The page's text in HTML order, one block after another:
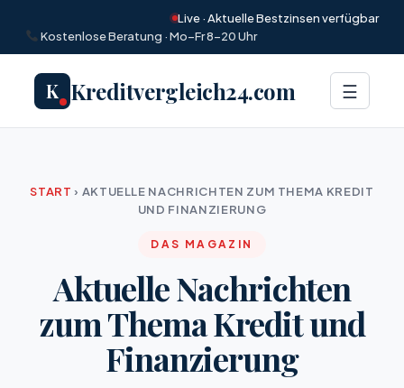
Live · Aktuelle Bestzinsen verfügbar
Kostenlose Beratung · Mo–Fr 8–20 Uhr
K Kreditvergleich24.com Menü
☰
START › AKTUELLE NACHRICHTEN ZUM THEMA KREDIT
UND FINANZIERUNG
DAS MAGAZIN
Aktuelle Nachrichten
zum Thema Kredit und
Finanzierung